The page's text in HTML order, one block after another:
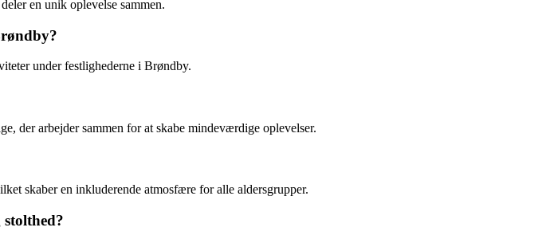
en unik oplevelse sammen.
under festlighederne i Brøndby.
der arbejder sammen for at skabe mindeværdige oplevelser.
skaber en inkluderende atmosfære for alle aldersgrupper.